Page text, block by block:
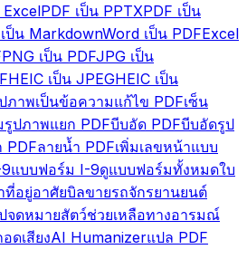
ExcelPDF เป็น PPTXPDF เป็น
ป็น MarkdownWord เป็น PDFExcel
PNG เป็น PDFJPG เป็น
HEIC เป็น JPEGHEIC เป็น
ภาพเป็นข้อความแก้ไข PDFเซ็น
รูปภาพแยก PDFบีบอัด PDFบีบอัดรูป
PDFลายน้ำ PDFเพิ่มเลขหน้าแบบ
แบบฟอร์ม I-9ดูแบบฟอร์มทั้งหมดใบ
อยู่อาศัยบิลขายรถจักรยานยนต์
จดหมายสัตว์ช่วยเหลือทางอารมณ์
อดเสียงAI Humanizerแปล PDF